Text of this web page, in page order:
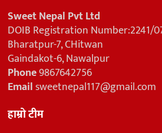
Sweet Nepal Pvt Ltd
DOIB Registration Number:2241/
Bharatpur-7, CHitwan
Gaindakot-6, Nawalpur
Phone9867642756
Emailsweetnepal117@gmail.com
हाम्रो टीम